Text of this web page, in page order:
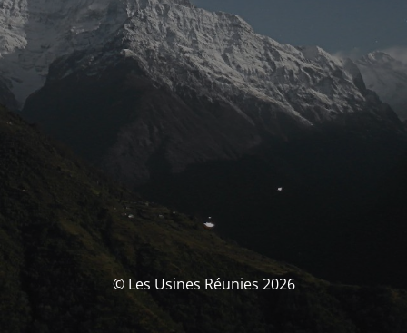
© Les Usines Réunies 2026